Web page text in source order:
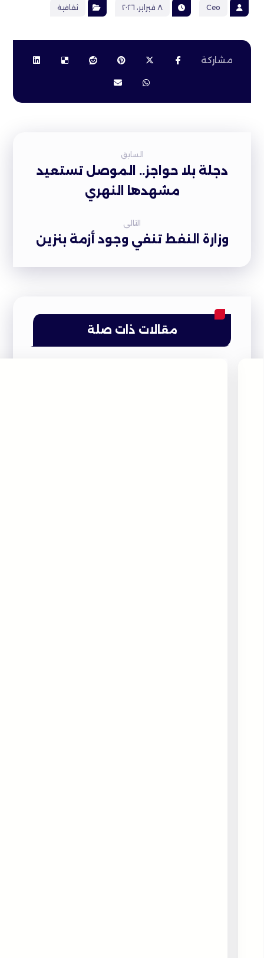
Ceo ٨ فبراير، ٢٠٢٦ ثقافية
السابق
دجلة بلا حواجز.. الموصل تستعيد
مشهدها النهري
التالى
وزارة النفط تنفي وجود أزمة بنزين
مقالات ذات صلة